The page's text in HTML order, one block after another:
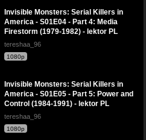
Invisible Monsters: Serial Killers in
America - S01E04 - Part 4: Media
Firestorm (1979-1982) - lektor PL
tereshaa_96
1080p
Invisible Monsters: Serial Killers in
America - S01E05 - Part 5: Power and
Control (1984-1991) - lektor PL
tereshaa_96
1080p